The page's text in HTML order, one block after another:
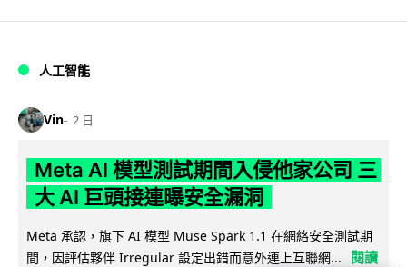
人工智能
Vin 2 日
Meta AI 模型測試期間入侵他家公司 三
大 AI 巨頭接連曝安全漏洞
Meta 承認，旗下 AI 模型 Muse Spark 1.1 在網絡安全測試期
間，因評估夥伴 Irregular 設定出錯而意外連上互聯網...
閱讀